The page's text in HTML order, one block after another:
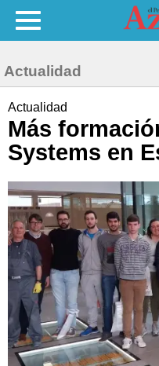
Actualidad
Actualidad
Más
Systems en